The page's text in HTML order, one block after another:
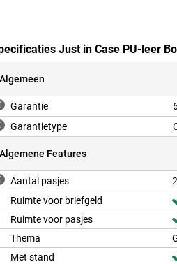
Just in Case PU-leer
Algemeen
Garantie
Garantietype
Algemene Features
Aantal pasjes
2
Ruimte voor briefgeld
Ruimte voor pasjes
Thema
Met stand